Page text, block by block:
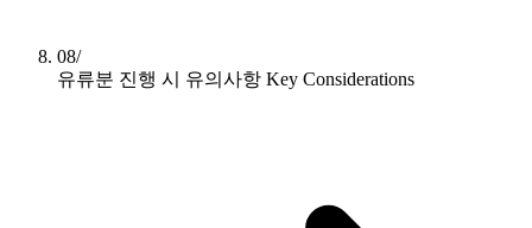
08/
유류분 진행 시 유의사항 Key Considerations